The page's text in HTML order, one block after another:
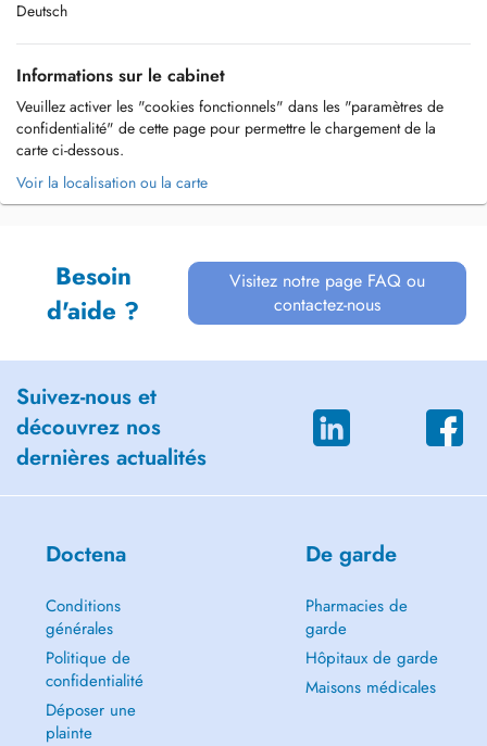
Deutsch
Informations sur le cabinet
Veuillez activer les "cookies fonctionnels" dans les "paramètres de
confidentialité" de cette page pour permettre le chargement de la
carte ci-dessous.
Voir la localisation ou la carte
Besoin
d'aide ?
Visitez notre page FAQ ou
contactez-nous
Suivez-nous et
découvrez nos
dernières actualités
Doctena
Conditions
générales
Politique de
confidentialité
Déposer une
plainte
De garde
Pharmacies de
garde
Hôpitaux de garde
Maisons médicales